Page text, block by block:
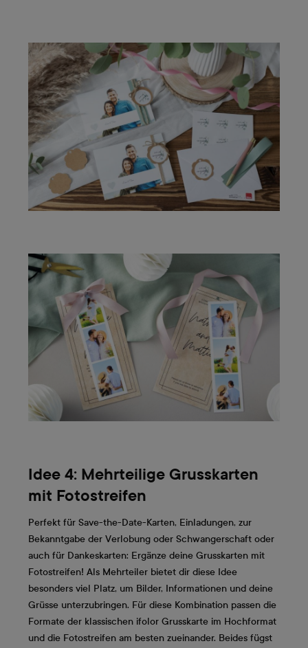
Idee 4: Mehrteilige Grusskarten
mit Fotostreifen
Perfekt für Save-the-Date-Karten, Einladungen, zur
Bekanntgabe der Verlobung oder Schwangerschaft oder
auch für Dankeskarten: Ergänze deine Grusskarten mit
Fotostreifen! Als Mehrteiler bietet dir diese Idee
besonders viel Platz, um Bilder, Informationen und deine
Grüsse unterzubringen. Für diese Kombination passen die
Formate der klassischen ifolor Grusskarte im Hochformat
und die Fotostreifen am besten zueinander. Beides fügst